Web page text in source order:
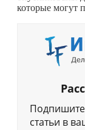
которые могут
статьи в